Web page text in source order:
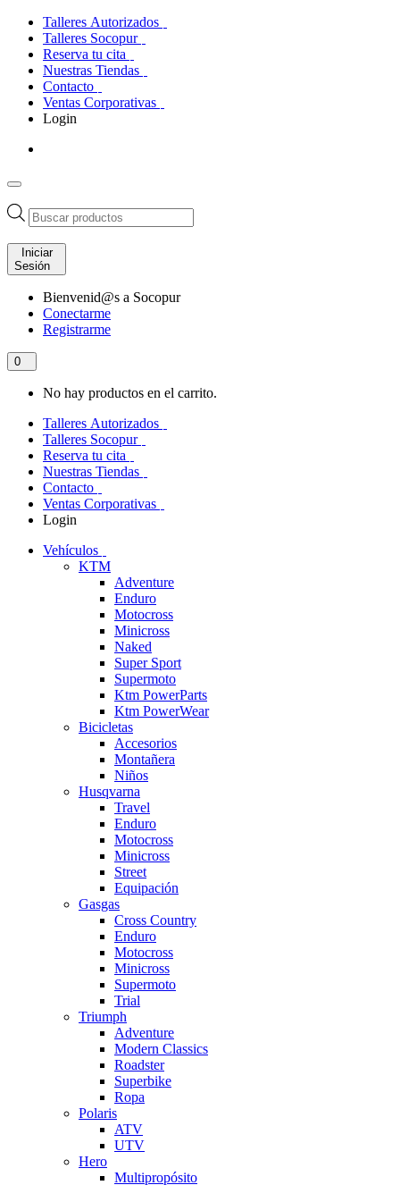
Talleres Autorizados
Talleres Socopur
Reserva tu cita
Nuestras Tiendas
Contacto
Ventas Corporativas
Login
Búsqueda
de
productos
Iniciar
Sesión
Bienvenid@s a Socopur
Conectarme
Registrarme
0
No hay productos en el carrito.
Talleres Autorizados
Talleres Socopur
Reserva tu cita
Nuestras Tiendas
Contacto
Ventas Corporativas
Login
Vehículos
KTM
Adventure
Enduro
Motocross
Minicross
Naked
Super Sport
Supermoto
Ktm PowerParts
Ktm PowerWear
Bicicletas
Accesorios
Montañera
Niños
Husqvarna
Travel
Enduro
Motocross
Minicross
Street
Equipación
Gasgas
Cross Country
Enduro
Motocross
Minicross
Supermoto
Trial
Triumph
Adventure
Modern Classics
Roadster
Superbike
Ropa
Polaris
ATV
UTV
Hero
Multipropósito